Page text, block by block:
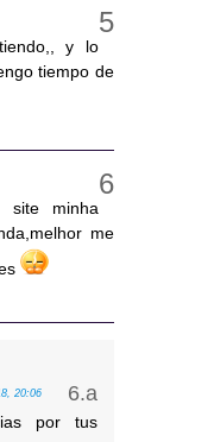
y lo
tiempo de
site minha
me
20:06
por tus